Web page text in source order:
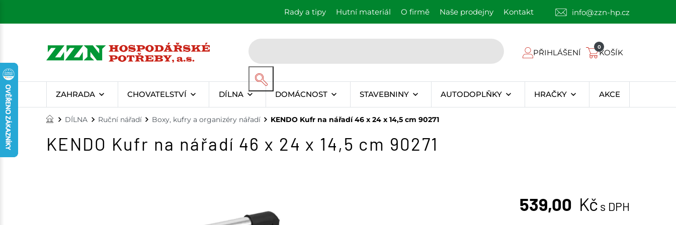
Rady a tipy Hutní materiál O firmě Naše prodejny Kontakt info@zzn-hp.cz
PŘIHLÁŠENÍ
0
KOŠÍK
ZAHRADA CHOVATELSTVÍ DÍLNA DOMÁCNOST STAVEBNINY AUTODOPLŇKY HRAČKY AKCE
DÍLNA Ruční nářadí Boxy, kufry a organizéry nářadí KENDO Kufr na nářadí 46 x 24 x 14,5 cm 90271
KENDO Kufr na nářadí 46 x 24 x 14,5 cm 90271
539,00 Kč s DPH